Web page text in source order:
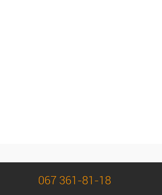
067 361-81-18